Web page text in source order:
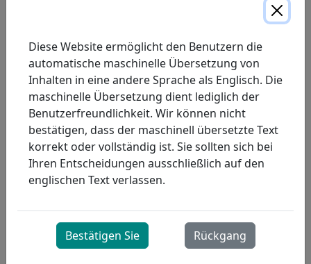
Fortschritt in Bezug auf die Ziele des vorherigen
neue Ziele festgelegt. Bei jedem Besuch wird
eine gründliche Sicherheitsüberprüfung
durchgeführt.
UnsereService Delivery RepresentativesWir
liefern die Ausrüstung, stellen sicher, dass Ihr
Zuhause für die Sauerstoffanwendung sicher ist,
und bieten Ihnen alle notwendigen Schulungen
an. Unsere Servicemitarbeiter füllen bei jedem
Verbrauchsmaterialien (Nasenkanülen, Masken,
Schläuche) auf, stellen sicher, dass die
Ausrüstung weiterhin den
Diese Website ermöglicht den Benutzern die
automatische maschinelle Übersetzung von
Inhalten in eine andere Sprache als Englisch. Die
maschinelle Übersetzung dient lediglich der
Benutzerfreundlichkeit. Wir können nicht
bestätigen, dass der maschinell übersetzte Text
korrekt oder vollständig ist. Sie sollten sich bei
Ihren Entscheidungen ausschließlich auf den
englischen Text verlassen.
Bestätigen Sie Rückgang